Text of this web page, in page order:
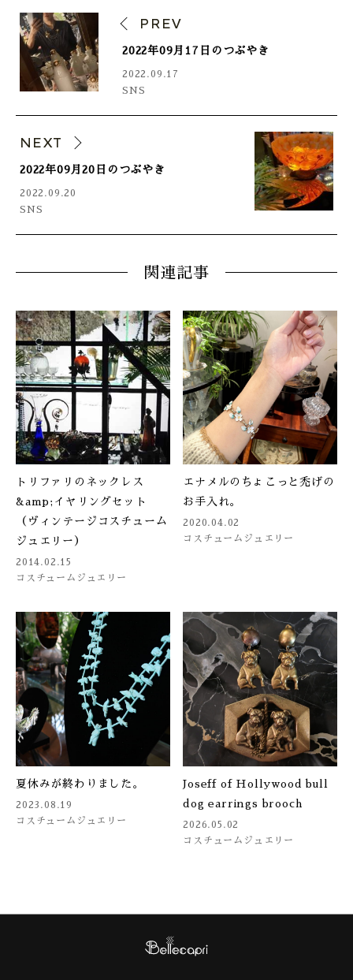
PREV
2022年09月17日のつぶやき
2022.09.17
SNS
NEXT
2022年09月20日のつぶやき
2022.09.20
SNS
関連記事
トリファリのネックレス
&amp;イヤリングセット
（ヴィンテージコスチューム
ジュエリー）
2014.02.15
コスチュームジュエリー
エナメルのちょこっと禿げの
お手入れ。
2020.04.02
コスチュームジュエリー
夏休みが終わりました。
2023.08.19
コスチュームジュエリー
Joseff of Hollywood bull
dog earrings brooch
2026.05.02
コスチュームジュエリー